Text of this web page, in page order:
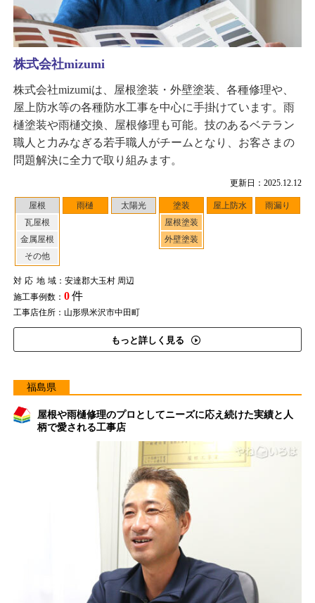
更新日：2025.12.12
屋根
瓦屋根
金属屋根
その他
雨樋 太陽光
塗装
屋根塗装
外壁塗装
屋上防水 雨漏り
対応地域：安達郡大玉村 周辺
施工事例数： 0件
工事店住所：山形県米沢市中田町
もっと詳しく見る
株式会社mizumi
株式会社mizumiは、屋根塗装・外壁塗装、各種修理や、
屋上防水等の各種防水工事を中心に手掛けています。雨
樋塗装や雨樋交換、屋根修理も可能。技のあるベテラン
職人と力みなぎる若手職人がチームとなり、お客さまの
問題解決に全力で取り組みます。
福島県
屋根や雨樋修理のプロとしてニーズに応え続けた実績と人
柄で愛される工事店